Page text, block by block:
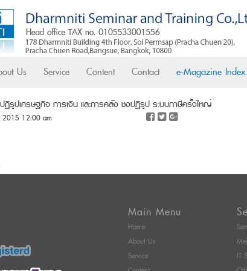
Us Service Content Contact e-Magazine
ฏิรูปเศรษฐกิจ การเงิน และการคลัง ชงปฏิรูป ระบบภาษีครั้งใหญ่
2015 12:00 am
Main Menu
Home
About Us
Service
IT